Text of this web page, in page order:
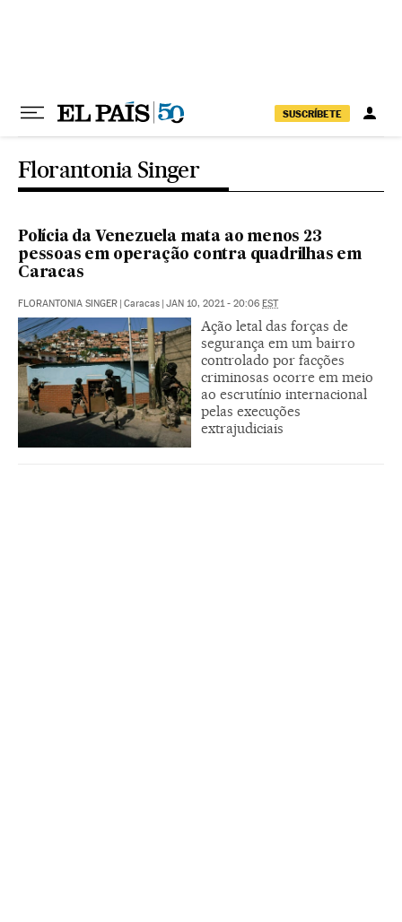
SUSCRÍBETE
Florantonia Singer
Polícia da Venezuela mata ao menos 23
pessoas em operação contra quadrilhas em
Caracas
FLORANTONIA SINGER | Caracas | JAN 10, 2021 - 20:06 EST
Ação letal das forças de
segurança em um bairro
controlado por facções
criminosas ocorre em meio
ao escrutínio internacional
pelas execuções
extrajudiciais